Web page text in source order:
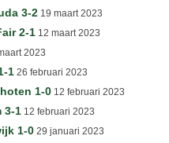
3-2 19 maart 2023
2-1 12 maart 2023
2023
1 26 februari 2023
1-0 12 februari 2023
3-1 12 februari 2023
1-0 29 januari 2023